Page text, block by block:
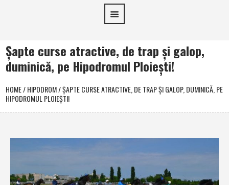
Şapte curse atractive, de trap şi galop,
duminică, pe Hipodromul Ploieşti!
HOME/HIPODROM/ŞAPTE CURSE ATRACTIVE, DE TRAP ŞI GALOP, DUMINICĂ, PE
HIPODROMUL PLOIEŞTI!